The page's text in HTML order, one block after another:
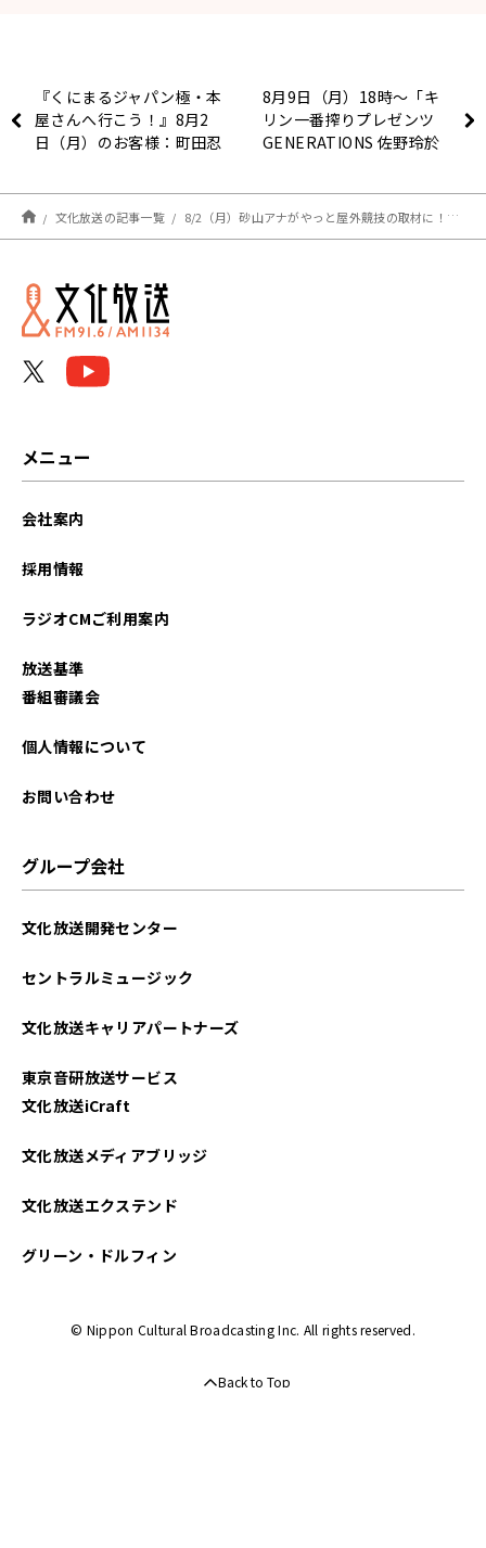
『くにまるジャパン極・本
屋さんへ行こう！』8月2
日（月）のお客様：町田忍
8月9日（月）18時〜「キ
リン一番搾りプレゼンツ
GENERATIONS 佐野玲於
決定！
文化放送の記事一覧 8/2（月）砂山アナがやっと屋外競技の取材に！砂山アナは大事なものを忘れて…
メニュー
会社案内
採用情報
ラジオCMご利用案内
放送基準
番組審議会
個人情報について
お問い合わせ
グループ会社
文化放送開発センター
セントラルミュージック
文化放送キャリアパートナーズ
東京音研放送サービス
文化放送iCraft
文化放送メディアブリッジ
文化放送エクステンド
グリーン・ドルフィン
© Nippon Cultural Broadcasting Inc. All rights reserved.
Back to Top